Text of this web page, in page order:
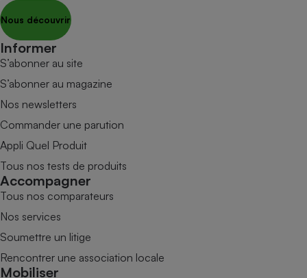
Nous découvrir
Informer
S’abonner au site
S’abonner au magazine
Nos newsletters
Commander une parution
Appli Quel Produit
Tous nos tests de produits
Accompagner
Tous nos comparateurs
Nos services
Soumettre un litige
Rencontrer une association locale
Mobiliser